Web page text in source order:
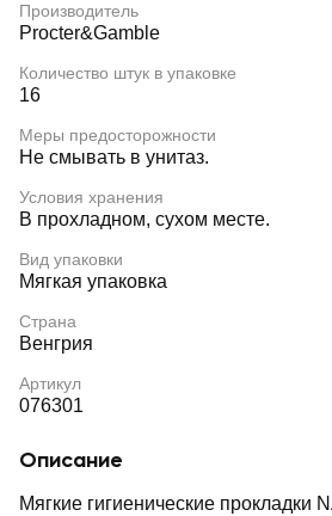
Производитель
Procter&Gamble
Количество штук в упаковке
16
Меры предосторожности
Не смывать в унитаз.
Условия хранения
В прохладном, сухом месте.
Вид упаковки
Мягкая упаковка
Страна
Венгрия
Артикул
076301
Описание
Мягкие гигиенические прокладки